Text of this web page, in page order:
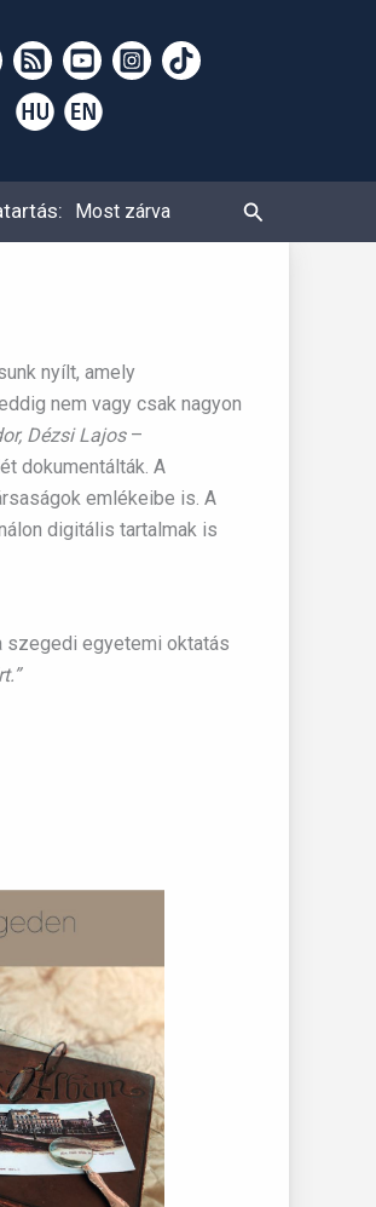
Most zárva Keresés
nyílt, amely
nem vagy csak nagyon
Dézsi Lajos–
dokumentálták. A
emlékeibe is. A
digitális tartalmak is
szegedi egyetemi oktatás